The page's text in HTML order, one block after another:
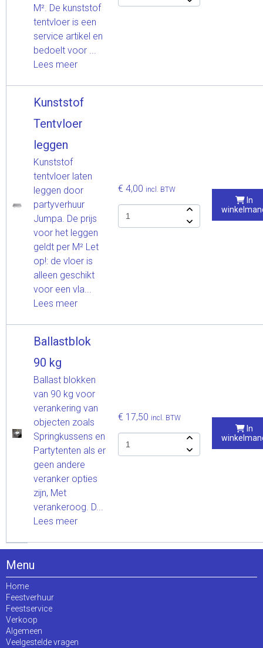
M². De kunststof
tentvloer is een
service artikel en
bedoelt voor ...
Lees meer
Kunststof
Tentvloer
leggen
Kunststof
tentvloer laten
leggen door
partyverhuur
Jumpa. De prijs
voor het leggen
geldt per M² Let
op!: de vloer is
alleen geschikt
voor een vla...
Lees meer
€ 4,00 incl. BTW
In
Ballastblok
90 kg
Ballast blokken
van 90 kg voor
verankering van
objecten zoals
Springkussens en
Partytenten als er
geen andere
veranker opties
zijn, Met
verankeroog. D...
Lees meer
€ 17,50 incl. BTW
In
Menu
Home
Feestverhuur
Feestservice
Verkoop
Algemeen
Veelgestelde vragen